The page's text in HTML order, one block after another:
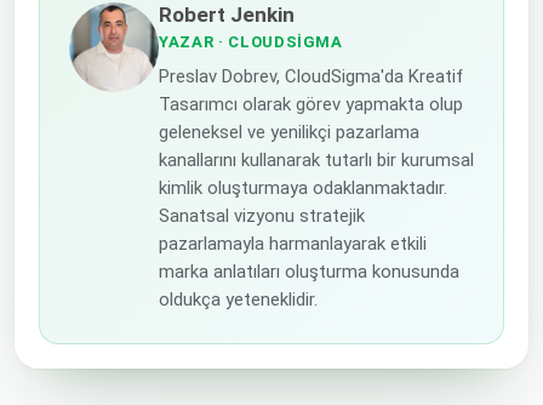
Robert Jenkin
YAZAR · CLOUDSIGMA
Preslav Dobrev, CloudSigma'da Kreatif
Tasarımcı olarak görev yapmakta olup
geleneksel ve yenilikçi pazarlama
kanallarını kullanarak tutarlı bir kurumsal
kimlik oluşturmaya odaklanmaktadır.
Sanatsal vizyonu stratejik
pazarlamayla harmanlayarak etkili
marka anlatıları oluşturma konusunda
oldukça yeteneklidir.